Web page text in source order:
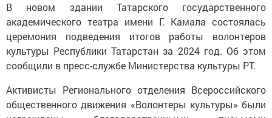
В новом здании Татарского государственного
академического театра имени Г. Камала состоялась
церемония подведения итогов работы волонтеров
культуры Республики Татарстан за 2024 год. Об этом
сообщили в пресс-службе Министерства культуры РТ.
Активисты Регионального отделения Всероссийского
общественного движения «Волонтеры культуры» были